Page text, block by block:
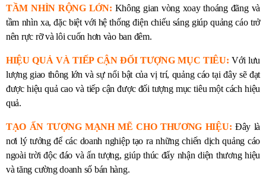
TẦM NHÌN RỘNG LỚN: Không gian vòng xoay thoáng đãng và
tầm nhìn xa, đặc biệt với hệ thống điện chiếu sáng giúp quảng cáo trở
nên rực rỡ và lôi cuốn hơn vào ban đêm.
HIỆU QUẢ VÀ TIẾP CẬN ĐỐI TƯỢNG MỤC TIÊU: Với lưu
lượng giao thông lớn và sự nổi bật của vị trí, quảng cáo tại đây sẽ đạt
được hiệu quả cao và tiếp cận được đối tượng mục tiêu một cách hiệu
quả.
TẠO ẤN TƯỢNG MẠNH MẼ CHO THƯƠNG HIỆU: Đây là
nơi lý tưởng để các doanh nghiệp tạo ra những chiến dịch quảng cáo
ngoài trời độc đáo và ấn tượng, giúp thúc đẩy nhận diện thương hiệu
và tăng cường doanh số bán hàng.